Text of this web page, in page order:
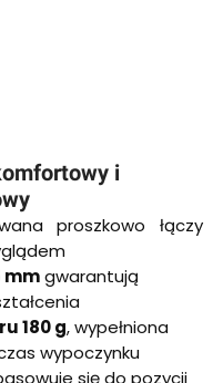
i
proszkowo łączy
mmgwarantują
180 g, wypełniona
wypoczynku
się do pozycji